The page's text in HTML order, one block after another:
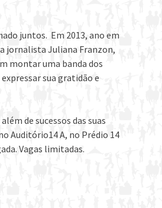
juntos. Em 2013, ano em
jornalista Juliana Franzon,
montar uma banda dos
sua gratidão e
de sucessos das suas
Auditório14 A, no Prédio 14
Vagas limitadas.